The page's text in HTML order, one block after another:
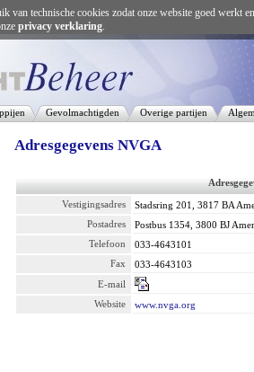
Gevolmachtigden Overige partijen
Adresgegevens NVGA
Vestigingsadres
Stadsring 201, 3817 BA
Postadres
Postbus 1354, 3800 BJ
Telefoon
033-4643101
Fax
033-4643103
E-mail
Website
www.nvga.org
van technische cookies zodat onze website goed
privacy verklaring.